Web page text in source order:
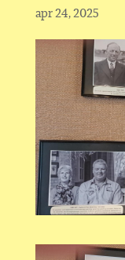
apr 24, 2025